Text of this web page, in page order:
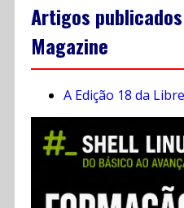
Artigos
Magazine
A Edição 18 da